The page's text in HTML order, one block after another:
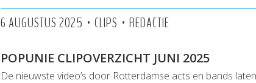
6 AUGUSTUS 2025 • CLIPS • REDACTIE
POPUNIE CLIPOVERZICHT JUNI 2025
De nieuwste video’s door Rotterdamse acts en bands